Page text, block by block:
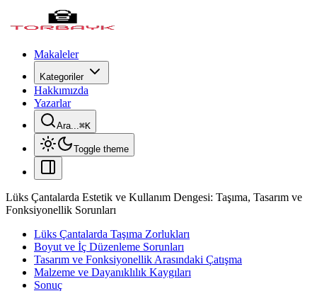
Makaleler
Kategoriler
Hakkımızda
Yazarlar
Ara...⌘K
Toggle theme
Lüks Çantalarda Estetik ve Kullanım Dengesi: Taşıma, Tasarım ve
Fonksiyonellik Sorunları
Lüks Çantalarda Taşıma Zorlukları
Boyut ve İç Düzenleme Sorunları
Tasarım ve Fonksiyonellik Arasındaki Çatışma
Malzeme ve Dayanıklılık Kaygıları
Sonuç